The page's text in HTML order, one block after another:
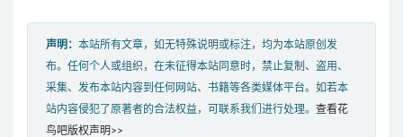
声明： 本站所有文章，如无特殊说明或标注，均为本站原创发
布。任何个人或组织，在未征得本站同意时，禁止复制、盗用、
采集、发布本站内容到任何网站、书籍等各类媒体平台。如若本
站内容侵犯了原著者的合法权益，可联系我们进行处理。 查看花
鸟吧版权声明>>